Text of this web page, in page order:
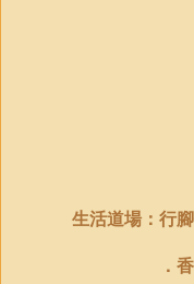
生活道場：行
．